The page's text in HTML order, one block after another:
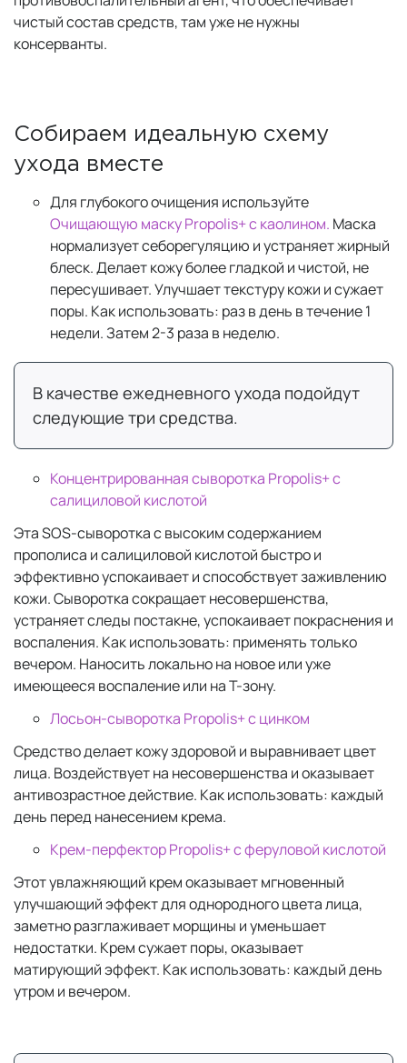
чистый состав средств, там уже не нужны
консерванты.
Собираем идеальную схему
ухода вместе
Для глубокого очищения используйте
Очищающую маску Propolis+ с каолином. Маска
нормализует себорегуляцию и устраняет жирный
блеск. Делает кожу более гладкой и чистой, не
пересушивает. Улучшает текстуру кожи и сужает
поры. Как использовать: раз в день в течение 1
недели. Затем 2-3 раза в неделю.
В качестве ежедневного ухода подойдут
следующие три средства.
Концентрированная сыворотка Propolis+ с
салициловой кислотой
Эта SOS-сыворотка с высоким содержанием
прополиса и салициловой кислотой быстро и
эффективно успокаивает и способствует заживлению
кожи. Сыворотка сокращает несовершенства,
устраняет следы постакне, успокаивает покраснения и
воспаления. Как использовать: применять только
вечером. Наносить локально на новое или уже
имеющееся воспаление или на Т-зону.
Лосьон-сыворотка Propolis+ c цинком
Средство делает кожу здоровой и выравнивает цвет
лица. Воздействует на несовершенства и оказывает
антивозрастное действие. Как использовать: каждый
день перед нанесением крема.
Крем-перфектор Propolis+ с феруловой кислотой
Этот увлажняющий крем оказывает мгновенный
улучшающий эффект для однородного цвета лица,
заметно разглаживает морщины и уменьшает
недостатки. Крем сужает поры, оказывает
матирующий эффект. Как использовать: каждый день
утром и вечером.